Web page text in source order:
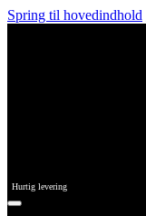
Spring til hovedindhold
Hurtig levering